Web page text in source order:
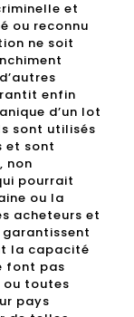
et
ou reconnu
ne soit
enfin
d’un lot
sont utilisés
et sont
non
pourrait
ou la
acheteurs et
garantissent
la capacité
font pas
ou toutes
pays